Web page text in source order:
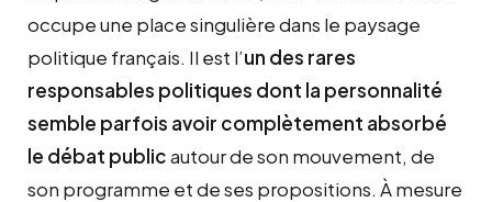
occupe une place singulière dans le paysage
politique français. Il est l’un des rares
responsables politiques dont la personnalité
semble parfois avoir complètement absorbé
le débat publicautour de son mouvement, de
son programme et de ses propositions. À mesure